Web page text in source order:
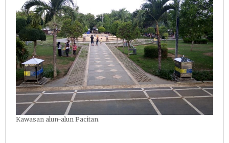
Kawasan alun-alun Pacitan.